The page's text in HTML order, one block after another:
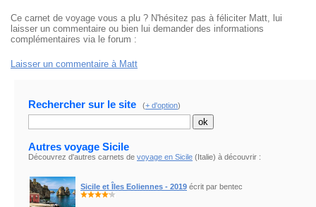
Ce carnet de voyage vous a plu ? N'hésitez pas à féliciter Matt, lui
laisser un commentaire ou bien lui demander des informations
complémentaires via le forum :
Laisser un commentaire à Matt
Rechercher sur le site (+ d'option)
Autres voyage Sicile
Découvrez d'autres carnets de voyage en Sicile (Italie) à découvrir :
Sicile et Îles Eoliennes - 2019 écrit par bentec